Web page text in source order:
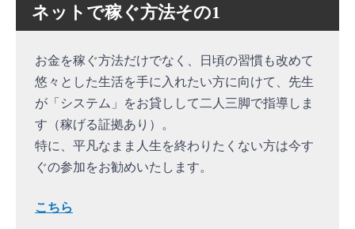
ネットで稼ぐ方法その1
お金を稼ぐ方法だけでなく、日頃の習慣も改めて
悠々とした生活を手に入れたい方に向けて、先生
が「システム」をお貸しして二人三脚で指導しま
す（稼げる証拠あり）。
特に、平凡なまま人生を終わりたくない方は今す
ぐの参加をお勧めいたします。
こちら